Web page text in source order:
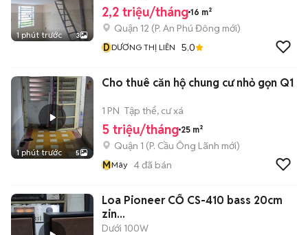
1 phút trước 3
2,2 triệu/tháng 16 m²
Quận 12 (P. An Phú Đông mới)
DDƯƠNG THỊ LIÊN 5.0
1 phút trước 5
Cho thuê căn hộ chung cư nhỏ gọn Q1
1 PN Tập thể, cư xá
5 triệu/tháng 25 m²
Quận 1 (P. Cầu Ông Lãnh mới)
MMây 4đã bán
Loa Pioneer CỔ CS-410 bass 20cm
zin...
Dưới 100W